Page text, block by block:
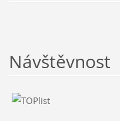
Návštěvnost